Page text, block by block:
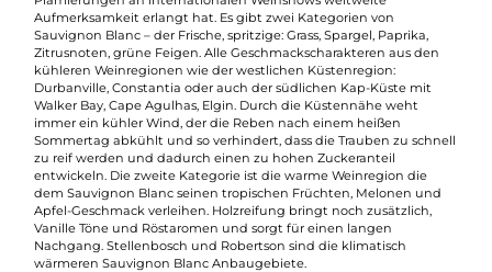
Aufmerksamkeit erlangt hat. Es gibt zwei Kategorien von
Sauvignon Blanc – der Frische, spritzige: Grass, Spargel, Paprika,
Zitrusnoten, grüne Feigen. Alle Geschmackscharakteren aus den
kühleren Weinregionen wie der westlichen Küstenregion:
Durbanville, Constantia oder auch der südlichen Kap-Küste mit
Walker Bay, Cape Agulhas, Elgin. Durch die Küstennähe weht
immer ein kühler Wind, der die Reben nach einem heißen
Sommertag abkühlt und so verhindert, dass die Trauben zu schnell
zu reif werden und dadurch einen zu hohen Zuckeranteil
entwickeln. Die zweite Kategorie ist die warme Weinregion die
dem Sauvignon Blanc seinen tropischen Früchten, Melonen und
Apfel-Geschmack verleihen. Holzreifung bringt noch zusätzlich,
Vanille Töne und Röstaromen und sorgt für einen langen
Nachgang. Stellenbosch und Robertson sind die klimatisch
wärmeren Sauvignon Blanc Anbaugebiete.